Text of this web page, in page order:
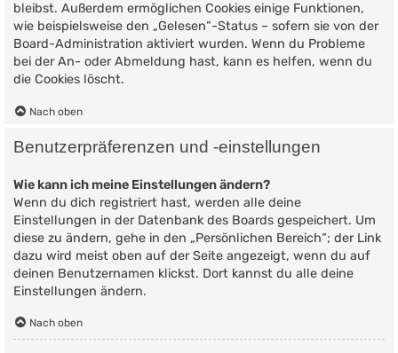
bleibst. Außerdem ermöglichen Cookies einige Funktionen,
wie beispielsweise den „Gelesen“-Status – sofern sie von der
Board-Administration aktiviert wurden. Wenn du Probleme
bei der An- oder Abmeldung hast, kann es helfen, wenn du
die Cookies löscht.
Nach oben
Benutzerpräferenzen und -einstellungen
Wie kann ich meine Einstellungen ändern?
Wenn du dich registriert hast, werden alle deine
Einstellungen in der Datenbank des Boards gespeichert. Um
diese zu ändern, gehe in den „Persönlichen Bereich“; der Link
dazu wird meist oben auf der Seite angezeigt, wenn du auf
deinen Benutzernamen klickst. Dort kannst du alle deine
Einstellungen ändern.
Nach oben